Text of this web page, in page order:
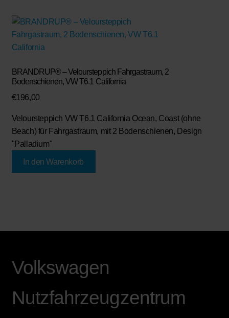
BRANDRUP® – Veloursteppich Fahrgastraum, 2
Bodenschienen, VW T6.1 California
€196,00
Veloursteppich VW T6.1 California Ocean, Coast (ohne
Beach) für Fahrgastraum, mit 2 Bodenschienen, Design
"Palladium"
In den Warenkorb
Volkswagen
Nutzfahrzeugzentrum